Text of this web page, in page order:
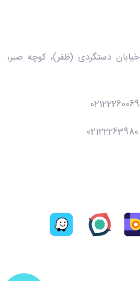
دستگردی (ظفر)، کوچه صبر،
02122260069
02122263980